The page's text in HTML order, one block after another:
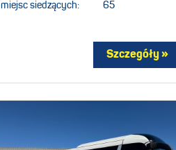
miejsc siedzących: 65